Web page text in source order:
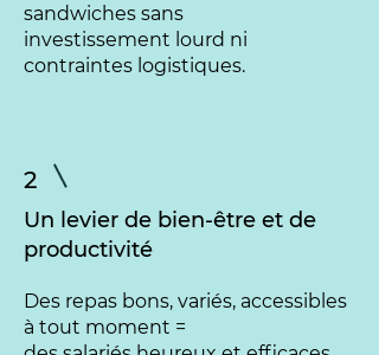
sandwiches sans
investissement lourd ni
contraintes logistiques.
2
Un levier de bien-être et de
productivité
Des repas bons, variés, accessibles
à tout moment =